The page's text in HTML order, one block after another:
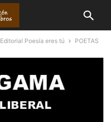
Editorial Poesía eres tú
POETAS